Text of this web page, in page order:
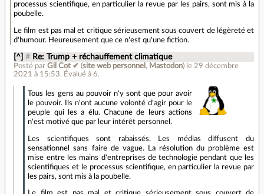
processus scientifique, en particulier la revue par les pairs, sont mis à la
poubelle.
Le film est pas mal et critique sérieusement sous couvert de légèreté et
d'humour. Heureusement que ce n'est qu'une fiction.
[^] # Re: Trump + réchauffement climatique
Posté parGil Cot ✔ (site web personnel , Mastodon) le 29 décembre
2021 à 15:53. Évalué à6.
Tous les gens au pouvoir n'y sont que pour avoir
le pouvoir. Ils n'ont aucune volonté d'agir pour le
peuple qui les a élu. Chacune de leurs actions
n'est motivé que par leur intérêt personnel.
Les scientifiques sont rabaissés. Les médias diffusent du
sensationnel sans faire de vague. La résolution du problème est
mise entre les mains d'entreprises de technologie pendant que les
scientifiques et le processus scientifique, en particulier la revue par
les pairs, sont mis à la poubelle.